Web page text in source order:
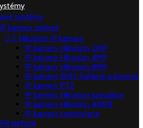
systémy
IP kamery sieťové
  Hikvision IP kamery
IP kamery Hikvision 2MP
IP kamery Hikvision 4MP
IP kamery Hikvision 8MP
IP kamery WIFI-Solárné a boxové
IP kamery PTZ
IP kamery Hikvision špeciálne
IP kamery Hikvision ANPR
IP kamery termovízne
sieťové